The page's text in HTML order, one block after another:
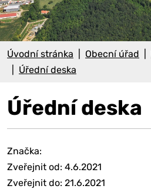
Úvodní stránka Obecní úřad
Úřední deska
Úřední deska
Značka:
Zveřejnit od: 4.6.2021
Zveřejnit do: 21.6.2021